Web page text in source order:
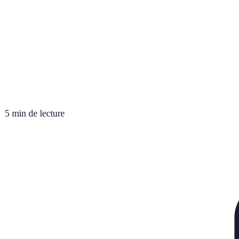
5 min de lecture